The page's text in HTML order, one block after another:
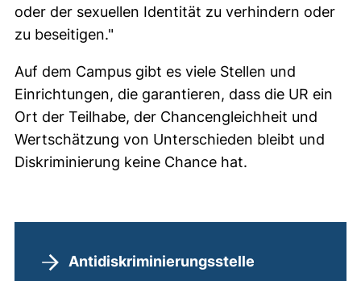
oder der sexuellen Identität zu verhindern oder
zu beseitigen."
Auf dem Campus gibt es viele Stellen und
Einrichtungen, die garantieren, dass die UR ein
Ort der Teilhabe, der Chancengleichheit und
Wertschätzung von Unterschieden bleibt und
Diskriminierung keine Chance hat.
Hilfreiche Links
Antidiskriminierungsstelle